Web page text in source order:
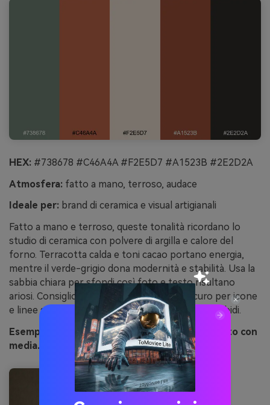
HEX: #738678 #C46A4A #F2E5D7 #A1523B #2E2D2A
Atmosfera: fatto a mano, terroso, audace
Ideale per: brand di ceramica e visual artigianali
Fatto a mano e terroso, queste tonalità ricordano lo
studio di ceramica con polvere di argilla e calore del
forno. Terracotta calda e toni cacao portano energia,
mentre il verde-grigio dona modernità e stabilità. Usa la
sabbia chiara per sfondi così foto e testo risultano
ariosi. Consiglio d'uso: usa il marrone più scuro per icone
e linee sottili per non sovrastare i neutri più morbidi.
Esempio di immagine di studio di argilla generato con
media.io